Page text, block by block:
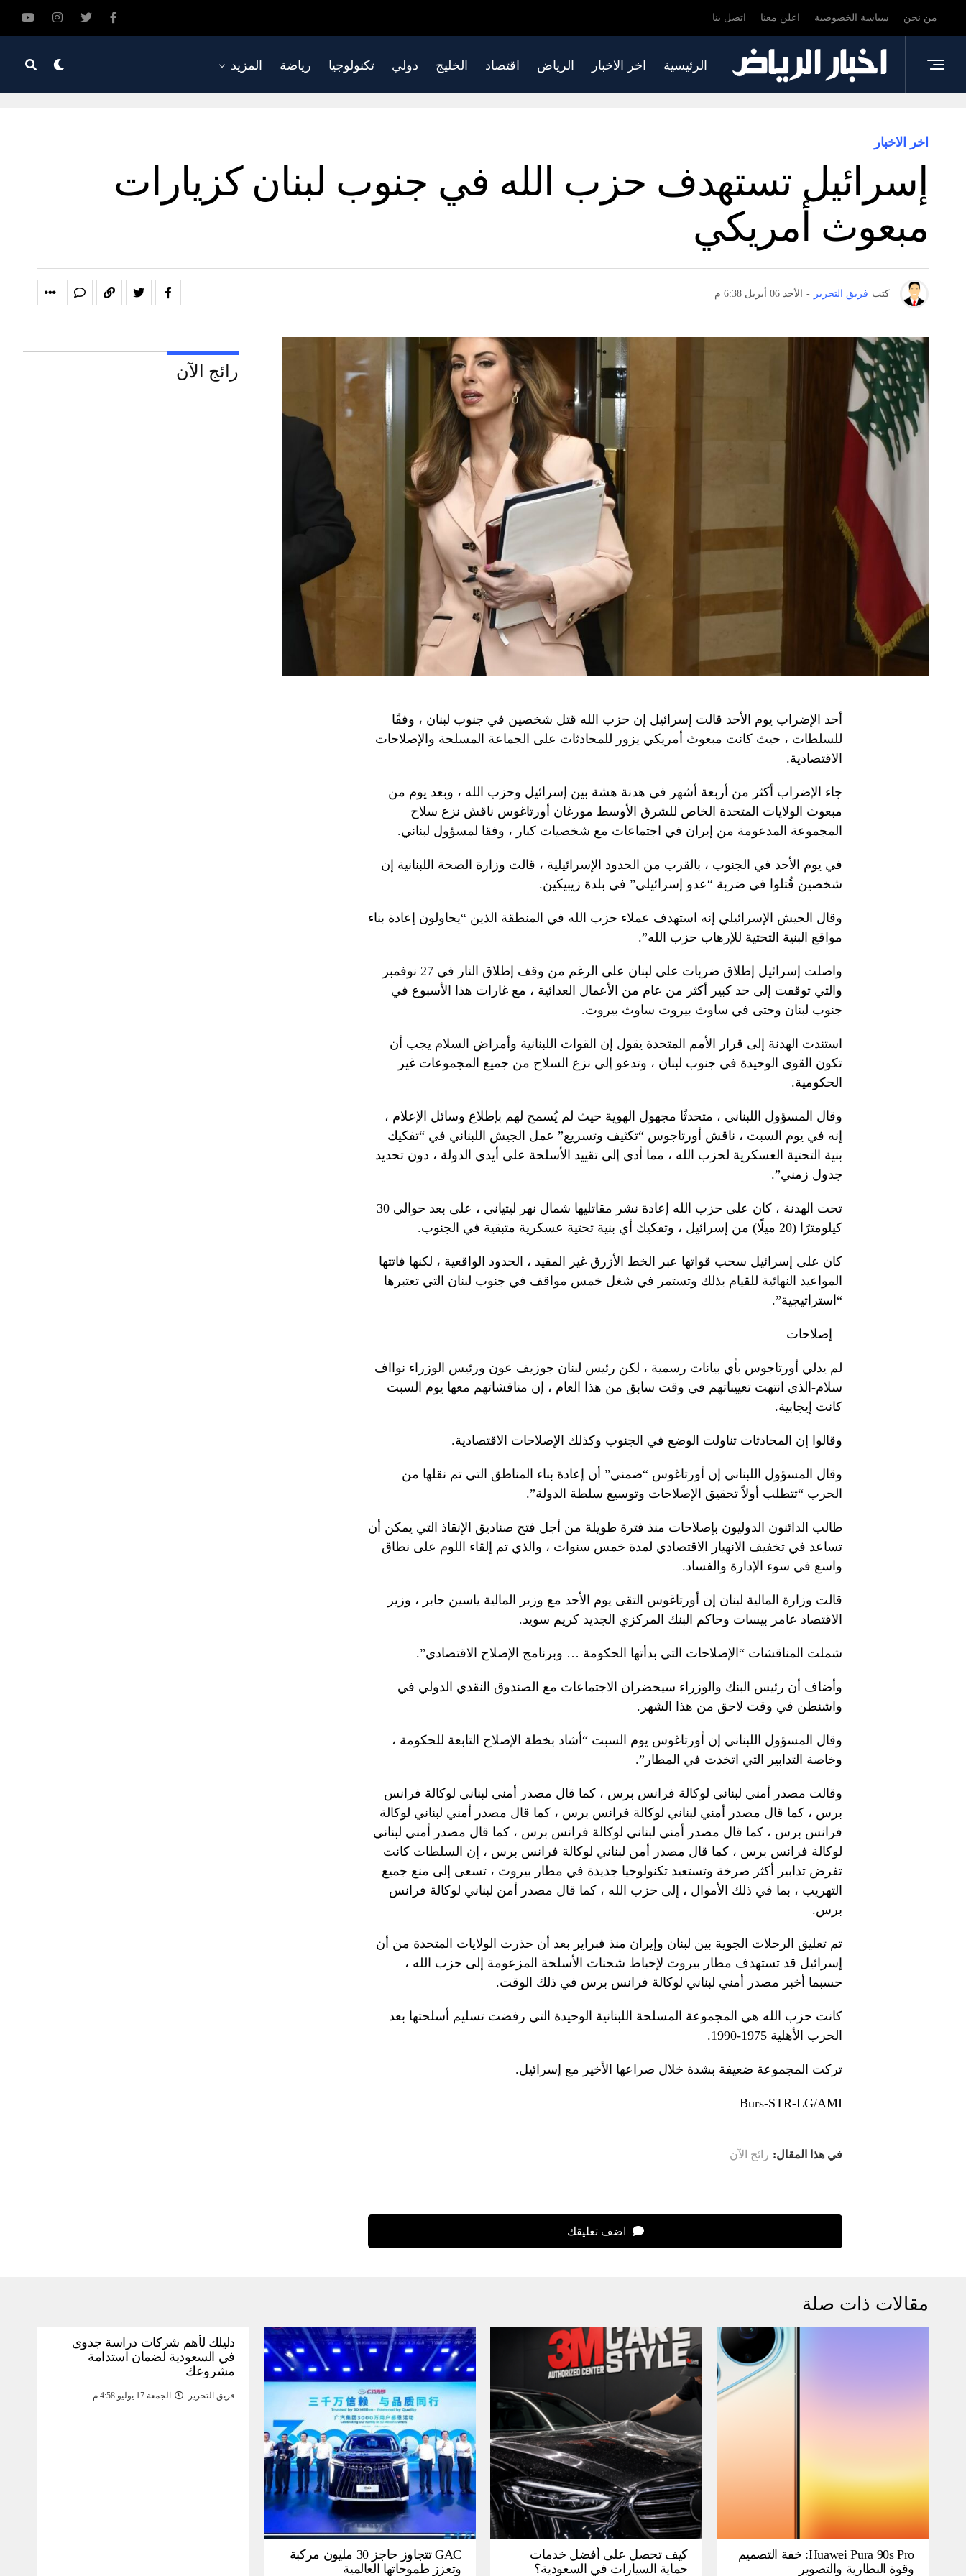
من نحن سياسة الخصوصية اعلن معنا اتصل بنا
الرئيسية اخر الاخبار الرياض اقتصاد الخليج دولي تكنولوجيا رياضة المزيد
اخر الاخبار
إسرائيل تستهدف حزب الله في جنوب لبنان كزيارات
مبعوث أمريكي
كتب فريق التحرير - الأحد 06 أبريل 6:38 م
أحد الإضراب يوم الأحد قالت إسرائيل إن حزب الله قتل شخصين في جنوب لبنان ، وفقًا
للسلطات ، حيث كانت مبعوث أمريكي يزور للمحادثات على الجماعة المسلحة والإصلاحات
الاقتصادية.
جاء الإضراب أكثر من أربعة أشهر في هدنة هشة بين إسرائيل وحزب الله ، وبعد يوم من
مبعوث الولايات المتحدة الخاص للشرق الأوسط مورغان أورتاغوس ناقش نزع سلاح
المجموعة المدعومة من إيران في اجتماعات مع شخصيات كبار ، وفقا لمسؤول لبناني.
في يوم الأحد في الجنوب ، بالقرب من الحدود الإسرائيلية ، قالت وزارة الصحة اللبنانية إن
شخصين قُتلوا في ضربة “عدو إسرائيلي” في بلدة زيبيكين.
وقال الجيش الإسرائيلي إنه استهدف عملاء حزب الله في المنطقة الذين “يحاولون إعادة بناء
مواقع البنية التحتية للإرهاب حزب الله”.
واصلت إسرائيل إطلاق ضربات على لبنان على الرغم من وقف إطلاق النار في 27 نوفمبر
والتي توقفت إلى حد كبير أكثر من عام من الأعمال العدائية ، مع غارات هذا الأسبوع في
جنوب لبنان وحتى في ساوث بيروت ساوث بيروت.
استندت الهدنة إلى قرار الأمم المتحدة يقول إن القوات اللبنانية وأمراض السلام يجب أن
تكون القوى الوحيدة في جنوب لبنان ، وتدعو إلى نزع السلاح من جميع المجموعات غير
الحكومية.
وقال المسؤول اللبناني ، متحدثًا مجهول الهوية حيث لم يُسمح لهم بإطلاع وسائل الإعلام ،
إنه في يوم السبت ، ناقش أورتاجوس “تكثيف وتسريع” عمل الجيش اللبناني في “تفكيك
بنية التحتية العسكرية لحزب الله ، مما أدى إلى تقييد الأسلحة على أيدي الدولة ، دون تحديد
جدول زمني”.
تحت الهدنة ، كان على حزب الله إعادة نشر مقاتليها شمال نهر ليتياني ، على بعد حوالي 30
كيلومترًا (20 ميلًا) من إسرائيل ، وتفكيك أي بنية تحتية عسكرية متبقية في الجنوب.
كان على إسرائيل سحب قواتها عبر الخط الأزرق غير المقيد ، الحدود الواقعية ، لكنها فاتتها
المواعيد النهائية للقيام بذلك وتستمر في شغل خمس مواقف في جنوب لبنان التي تعتبرها
“استراتيجية”.
– إصلاحات –
لم يدلي أورتاجوس بأي بيانات رسمية ، لكن رئيس لبنان جوزيف عون ورئيس الوزراء نوااف
سلام-الذي انتهت تعييناتهم في وقت سابق من هذا العام ، إن مناقشاتهم معها يوم السبت
كانت إيجابية.
وقالوا إن المحادثات تناولت الوضع في الجنوب وكذلك الإصلاحات الاقتصادية.
وقال المسؤول اللبناني إن أورتاغوس “ضمني” أن إعادة بناء المناطق التي تم نقلها من
الحرب “تتطلب أولاً تحقيق الإصلاحات وتوسيع سلطة الدولة”.
طالب الدائنون الدوليون بإصلاحات منذ فترة طويلة من أجل فتح صناديق الإنقاذ التي يمكن أن
تساعد في تخفيف الانهيار الاقتصادي لمدة خمس سنوات ، والذي تم إلقاء اللوم على نطاق
واسع في سوء الإدارة والفساد.
قالت وزارة المالية لبنان إن أورتاغوس التقى يوم الأحد مع وزير المالية ياسين جابر ، وزير
الاقتصاد عامر بيسات وحاكم البنك المركزي الجديد كريم سويد.
شملت المناقشات “الإصلاحات التي بدأتها الحكومة … وبرنامج الإصلاح الاقتصادي”.
وأضاف أن رئيس البنك والوزراء سيحضران الاجتماعات مع الصندوق النقدي الدولي في
واشنطن في وقت لاحق من هذا الشهر.
وقال المسؤول اللبناني إن أورتاغوس يوم السبت “أشاد بخطة الإصلاح التابعة للحكومة ،
وخاصة التدابير التي اتخذت في المطار”.
وقالت مصدر أمني لبناني لوكالة فرانس برس ، كما قال مصدر أمني لبناني لوكالة فرانس
برس ، كما قال مصدر أمني لبناني لوكالة فرانس برس ، كما قال مصدر أمني لبناني لوكالة
فرانس برس ، كما قال مصدر أمني لبناني لوكالة فرانس برس ، كما قال مصدر أمني لبناني
لوكالة فرانس برس ، كما قال مصدر أمن لبناني لوكالة فرانس برس ، إن السلطات كانت
تفرض تدابير أكثر صرخة وتستعيد تكنولوجيا جديدة في مطار بيروت ، تسعى إلى منع جميع
التهريب ، بما في ذلك الأموال ، إلى حزب الله ، كما قال مصدر أمن لبناني لوكالة فرانس
برس.
تم تعليق الرحلات الجوية بين لبنان وإيران منذ فبراير بعد أن حذرت الولايات المتحدة من أن
إسرائيل قد تستهدف مطار بيروت لإحباط شحنات الأسلحة المزعومة إلى حزب الله ،
حسبما أخبر مصدر أمني لبناني لوكالة فرانس برس في ذلك الوقت.
كانت حزب الله هي المجموعة المسلحة اللبنانية الوحيدة التي رفضت تسليم أسلحتها بعد
الحرب الأهلية 1975-1990.
تركت المجموعة ضعيفة بشدة خلال صراعها الأخير مع إسرائيل.
Burs-STR-LG/AMI
في هذا المقال: رائج الآن
اضف تعليقك
رائج الآن
مقالات ذات صلة
Huawei Pura 90s Pro: خفة التصميم
وقوة البطارية والتصوير
كيف تحصل على أفضل خدمات
حماية السيارات في السعودية؟
GAC تتجاوز حاجز 30 مليون مركبة
وتعزز طموحاتها العالمية
دليلك لأهم شركات دراسة جدوى
في السعودية لضمان استدامة
مشروعك
فريق التحرير الجمعة 17 يوليو 4:58 م